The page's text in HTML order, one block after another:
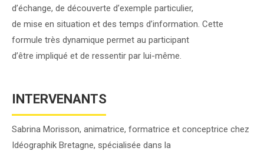
d’échange, de découverte d’exemple particulier,
de mise en situation et des temps d’information. Cette
formule très dynamique permet au participant
d’être impliqué et de ressentir par lui-même.
INTERVENANTS
Sabrina Morisson, animatrice, formatrice et conceptrice chez
Idéographik Bretagne, spécialisée dans la